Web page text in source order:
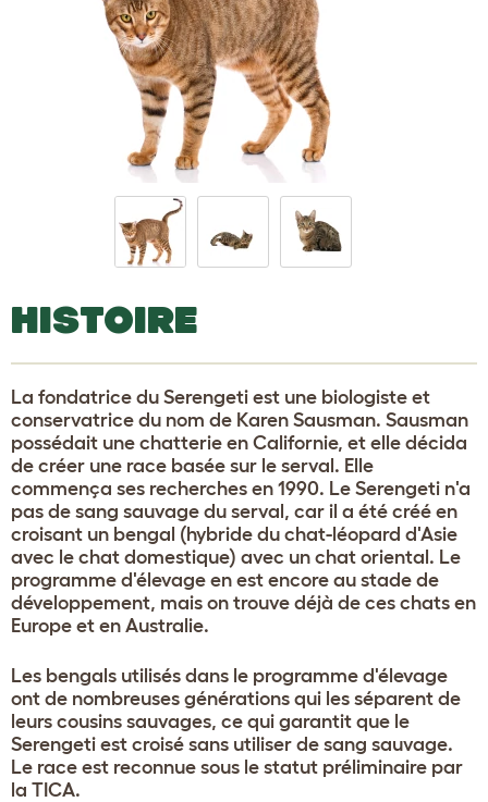
HISTOIRE
La fondatrice du Serengeti est une biologiste et
conservatrice du nom de Karen Sausman. Sausman
possédait une chatterie en Californie, et elle décida
de créer une race basée sur le serval. Elle
commença ses recherches en 1990. Le Serengeti n'a
pas de sang sauvage du serval, car il a été créé en
croisant un bengal (hybride du chat-léopard d'Asie
avec le chat domestique) avec un chat oriental. Le
programme d'élevage en est encore au stade de
développement, mais on trouve déjà de ces chats en
Europe et en Australie.
Les bengals utilisés dans le programme d'élevage
ont de nombreuses générations qui les séparent de
leurs cousins sauvages, ce qui garantit que le
Serengeti est croisé sans utiliser de sang sauvage.
Le race est reconnue sous le statut préliminaire par
la TICA.